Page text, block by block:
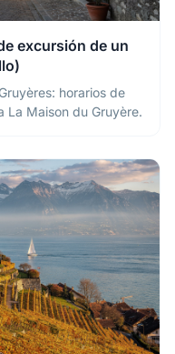
excursión de un
horarios de
La Maison du Gruyère.